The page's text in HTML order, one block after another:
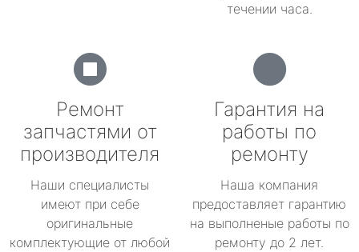
течении часа.
Ремонт
запчастями от
производителя
Наши специалисты
имеют при себе
оригинальные
комплектующие от любой
Гарантия на
работы по
ремонту
Наша компания
предоставляет гарантию
на выполненые работы по
ремонту до 2 лет.